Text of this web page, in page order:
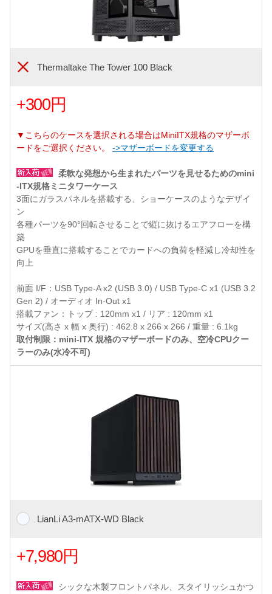
Thermaltake The Tower 100 Black
+300円
▼こちらのケースを選択される場合はMiniITX規格のマザーボ
ードをご選択ください。 ->マザーボードを変更する
柔軟な発想から生まれたパーツを見せるためのmini
-ITX規格ミニタワーケース
3面にガラスパネルを搭載する、ショーケースのようなデザイ
ン
各種パーツを90°回転させることで縦に抜けるエアフローを構
築
GPUを垂直に搭載することでカードへの負荷を軽減し冷却性を
向上
前面 I/F：USB Type-A x2 (USB 3.0) / USB Type-C x1 (USB 3.2
Gen 2) / オーディオ In-Out x1
搭載ファン：トップ : 120mm x1 / リア : 120mm x1
サイズ(高さ x 幅 x 奥行) : 462.8 x 266 x 266 / 重量 : 6.1kg
取付制限：mini-ITX 規格のマザーボードのみ、空冷CPUクー
ラーのみ(水冷不可)
LianLi A3-mATX-WD Black
+7,980円
シックな木製フロントパネル、スタイリッシュかつ